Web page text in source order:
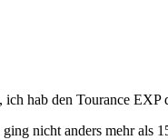
hab den Tourance
nicht anders mehr als